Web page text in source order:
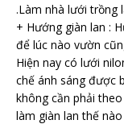
.Làm nhà lưới trồng
+ Hướng giàn lan :
để lúc nào vườn
Hiện nay có lưới
chế ánh sáng được
không cần phải
làm giàn lan thế